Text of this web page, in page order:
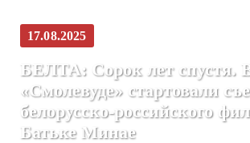
17.08.2025
БЕЛТА: Сорок лет спустя.
«Смолевуде» стартовали
белорусско-российского
Батьке Минае